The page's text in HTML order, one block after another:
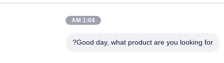
Good day, what product are